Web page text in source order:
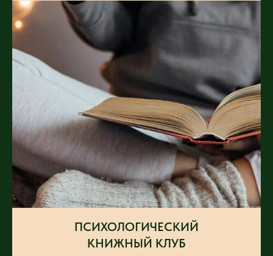
ПСИХОЛОГИЧЕСКИЙ
КНИЖНЫЙ КЛУБ